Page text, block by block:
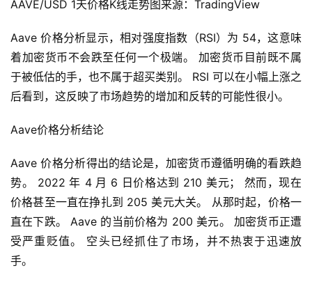
页
快
仰
a
h
r
9
9
AAVE/USD 1天价格K线走势图来源：TradingView
Aave 价格分析显示，相对强度指数（RSI）为 54，这意味
着加密货币不会跌至任何一个极端。 加密货币目前既不属
于被低估的手，也不属于超买类别。 RSI 可以在小幅上涨之
后看到，这反映了市场趋势的增加和反转的可能性很小。
Aave价格分析结论
Aave 价格分析得出的结论是，加密货币遵循明确的看跌趋
势。 2022 年 4 月 6 日价格达到 210 美元； 然而，现在
价格甚至一直在挣扎到 205 美元大关。 从那时起，价格一
直在下跌。 Aave 的当前价格为 200 美元。 加密货币正遭
受严重贬值。 空头已经抓住了市场，并不热衷于迅速放
手。